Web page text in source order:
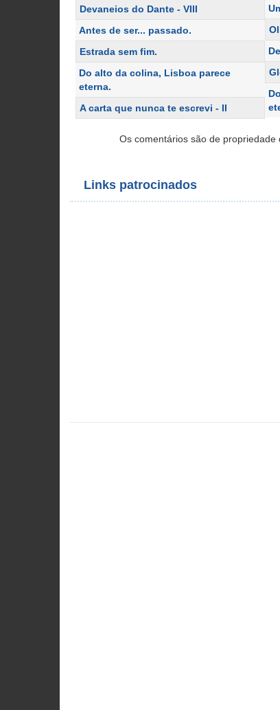
Devaneios do Dante - VIII
Antes de ser... passado.
Estrada sem fim.
Do alto da colina, Lisboa parece
eterna.
A carta que nunca te escrevi - II
Os comentários são de
Links patrocinados